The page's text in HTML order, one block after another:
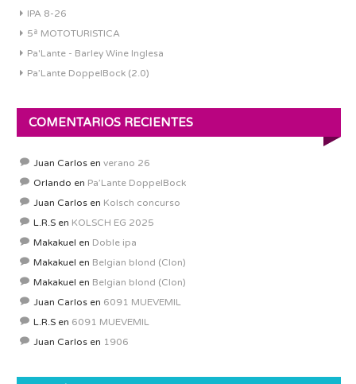
IPA 8-26
5ª MOTOTURISTICA
Pa'Lante - Barley Wine Inglesa
Pa’Lante DoppelBock (2.0)
COMENTARIOS RECIENTES
Juan Carlos en verano 26
Orlando en Pa’Lante DoppelBock
Juan Carlos en Kolsch concurso
L.R.S en KOLSCH EG 2025
Makakuel en Doble ipa
Makakuel en Belgian blond (Clon)
Makakuel en Belgian blond (Clon)
Juan Carlos en 6091 MUEVEMIL
L.R.S en 6091 MUEVEMIL
Juan Carlos en 1906